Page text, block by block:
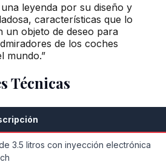
leyenda por su diseño y
características que lo
un objeto de deseo para
de los coches
mundo.”
Técnicas
3.5 litros con inyección electrónica